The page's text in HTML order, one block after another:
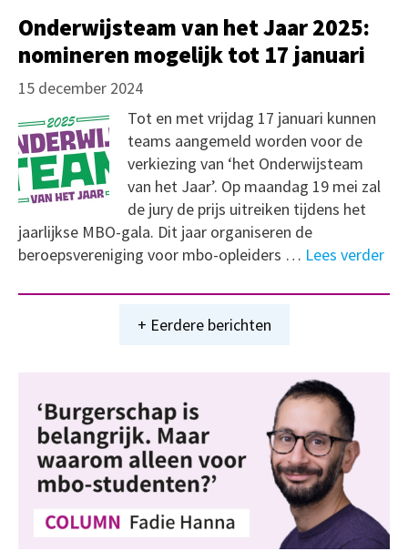
Onderwijsteam van het Jaar 2025:
nomineren mogelijk tot 17 januari
15 december 2024
Tot en met vrijdag 17 januari kunnen
teams aangemeld worden voor de
verkiezing van ‘het Onderwijsteam
van het Jaar’. Op maandag 19 mei zal
de jury de prijs uitreiken tijdens het
jaarlijkse MBO-gala. Dit jaar organiseren de
beroepsvereniging voor mbo-opleiders … Lees verder
+ Eerdere berichten